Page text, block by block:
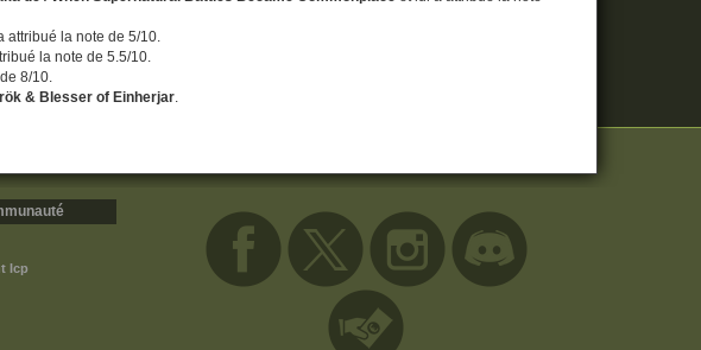
attribué la note de 5/10.
la note de 5.5/10.
8/10.
& Blesser of Einherjar.
Icp